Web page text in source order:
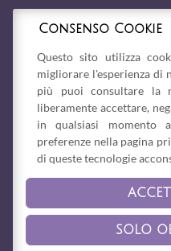
Via Bonesi, 1/b -
Tel. 059 765125-
Privacy
Consenso Cookie
Questo sito utilizza
migliorare l'esperienza di
più puoi consultare la
liberamente accettare,
in qualsiasi momento
preferenze nella pagina
di queste tecnologie
SOLO